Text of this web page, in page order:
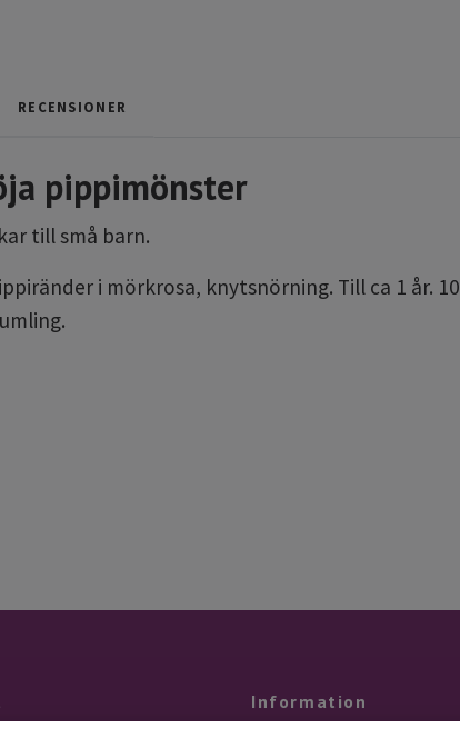
RECENSIONER
pippimönster
till små barn.
i mörkrosa, knytsnörning. Till ca 1 år.
Information